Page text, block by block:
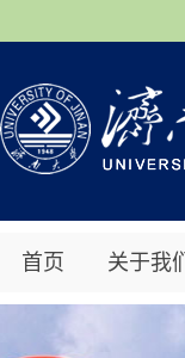
首页 关于我们